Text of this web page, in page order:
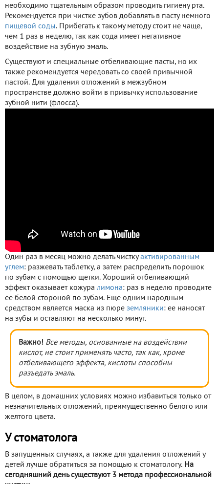
необходимо тщательным образом проводить гигиену рта.
Рекомендуется при чистке зубов добавлять в пасту немного
пищевой соды. Прибегать к такому методу стоит не чаще,
чем 1 раз в неделю, так как сода имеет негативное
воздействие на зубную эмаль.
Существуют и специальные отбеливающие пасты, но их
также рекомендуется чередовать со своей привычной
пастой. Для удаления отложений в межзубном
пространстве должно войти в привычку использование
зубной нити (флосса).
Один раз в месяц можно делать чисткуактивированным
углем: разжевать таблетку, а затем распределить порошок
по зубам с помощью щетки. Хороший отбеливающий
эффект оказывает кожура лимона: раз в неделю проводите
ее белой стороной по зубам. Еще одним народным
средством является маска из пюре земляники: ее наносят
на зубы и оставляют на несколько минут.
Важно! Все методы, основанные на воздействии
кислот, не стоит применять часто, так как, кроме
отбеливающего эффекта, кислоты способны
разъедать эмаль.
В целом, в домашних условиях можно избавиться только от
незначительных отложений, преимущественно белого или
желтого цвета.
У стоматолога
В запущенных случаях, а также для удаления отложений у
детей лучше обратиться за помощью к стоматологу. На
сегодняшний день существуют 3 метода профессиональной